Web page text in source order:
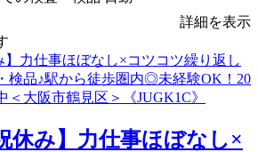
詳細を表示
休み】力仕事ほぼなし×